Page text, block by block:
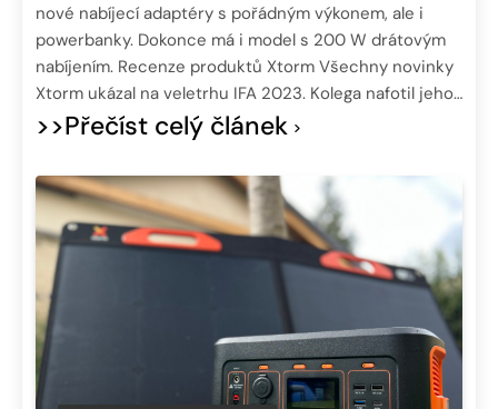
nové nabíjecí adaptéry s pořádným výkonem, ale i
powerbanky. Dokonce má i model s 200 W drátovým
nabíjením. Recenze produktů Xtorm Všechny novinky
Xtorm ukázal na veletrhu IFA 2023. Kolega nafotil jeho…
>>Přečíst celý článek